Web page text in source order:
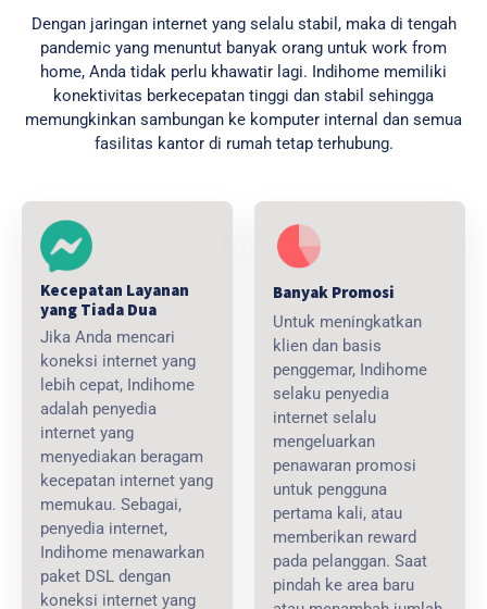
Dengan jaringan internet yang selalu stabil, maka di tengah
pandemic yang menuntut banyak orang untuk work from
home, Anda tidak perlu khawatir lagi. Indihome memiliki
konektivitas berkecepatan tinggi dan stabil sehingga
memungkinkan sambungan ke komputer internal dan semua
fasilitas kantor di rumah tetap terhubung.
Kecepatan Layanan
yang Tiada Dua
Jika Anda mencari
koneksi internet yang
lebih cepat, Indihome
adalah penyedia
internet yang
menyediakan beragam
kecepatan internet yang
memukau. Sebagai,
penyedia internet,
Indihome menawarkan
paket DSL dengan
koneksi internet yang
Banyak Promosi
Untuk meningkatkan
klien dan basis
penggemar, Indihome
selaku penyedia
internet selalu
mengeluarkan
penawaran promosi
untuk pengguna
pertama kali, atau
memberikan reward
pada pelanggan. Saat
pindah ke area baru